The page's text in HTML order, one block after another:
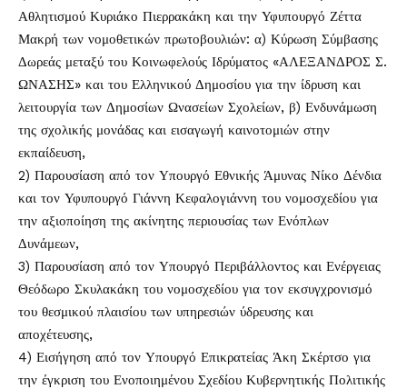
Αθλητισμού Κυριάκο Πιερρακάκη και την Υφυπουργό Ζέττα
Μακρή των νομοθετικών πρωτοβουλιών: α) Κύρωση Σύμβασης
Δωρεάς μεταξύ του Κοινωφελούς Ιδρύματος «ΑΛΕΞΑΝΔΡΟΣ Σ.
ΩΝΑΣΗΣ» και του Ελληνικού Δημοσίου για την ίδρυση και
λειτουργία των Δημοσίων Ωνασείων Σχολείων, β) Ενδυνάμωση
της σχολικής μονάδας και εισαγωγή καινοτομιών στην
εκπαίδευση,
2) Παρουσίαση από τον Υπουργό Εθνικής Άμυνας Νίκο Δένδια
και τον Υφυπουργό Γιάννη Κεφαλογιάννη του νομοσχεδίου για
την αξιοποίηση της ακίνητης περιουσίας των Ενόπλων
Δυνάμεων,
3) Παρουσίαση από τον Υπουργό Περιβάλλοντος και Ενέργειας
Θεόδωρο Σκυλακάκη του νομοσχεδίου για τον εκσυγχρονισμό
του θεσμικού πλαισίου των υπηρεσιών ύδρευσης και
αποχέτευσης,
4) Εισήγηση από τον Υπουργό Επικρατείας Άκη Σκέρτσο για
την έγκριση του Ενοποιημένου Σχεδίου Κυβερνητικής Πολιτικής